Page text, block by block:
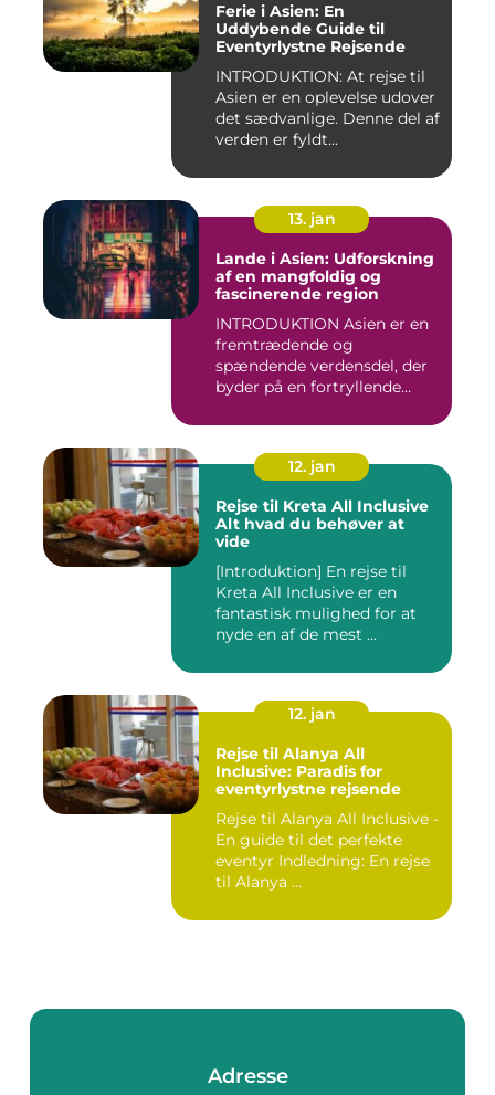
Ferie i Asien: En
Uddybende Guide til
Eventyrlystne Rejsende
INTRODUKTION: At rejse til
Asien er en oplevelse udover
det sædvanlige. Denne del af
verden er fyldt...
13. jan
Lande i Asien: Udforskning
af en mangfoldig og
fascinerende region
INTRODUKTION Asien er en
fremtrædende og
spændende verdensdel, der
byder på en fortryllende
12. jan
Rejse til Kreta All Inclusive
Alt hvad du behøver at
vide
[Introduktion] En rejse til
Kreta All Inclusive er en
fantastisk mulighed for at
nyde en af de mest ...
12. jan
Rejse til Alanya All
Inclusive: Paradis for
eventyrlystne rejsende
Rejse til Alanya All Inclusive -
En guide til det perfekte
eventyr Indledning: En rejse
til Alanya ...
Adresse